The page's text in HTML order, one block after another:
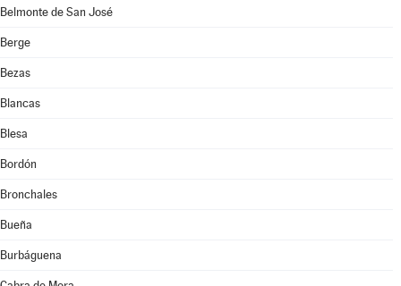
Belmonte de San José
Berge
Bezas
Blancas
Blesa
Bordón
Bronchales
Bueña
Burbáguena